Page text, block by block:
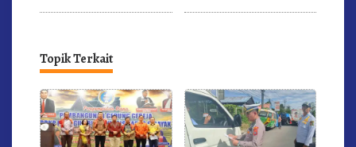
Topik Terkait